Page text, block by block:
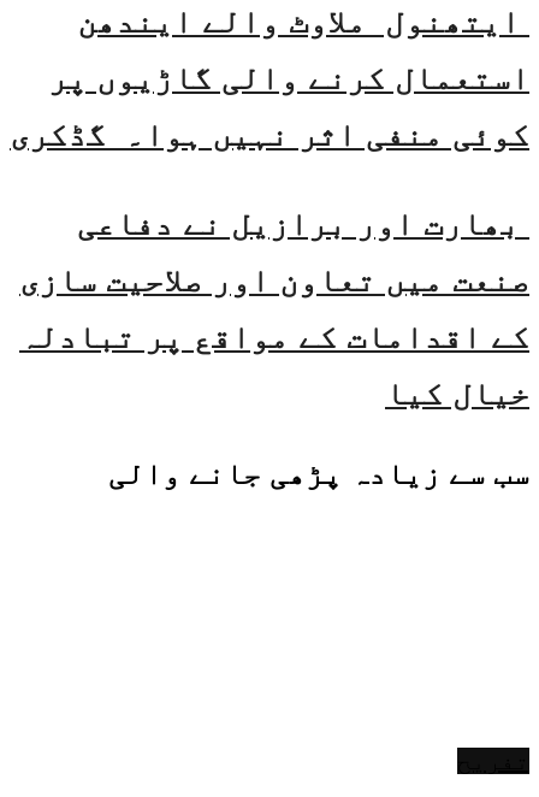
ایتھنول ملاوٹ والے ایندھن
استعمال کرنے والی گاڑیوں پر
کوئی منفی اثر نہیں ہوا۔ گڈکری
بھارت اور برازیل نے دفاعی
صنعت میں تعاون اور صلاحیت سازی
کے اقدامات کے مواقع پر تبادلہ
خیال کیا
سب سے زیادہ پڑھی جانے والی